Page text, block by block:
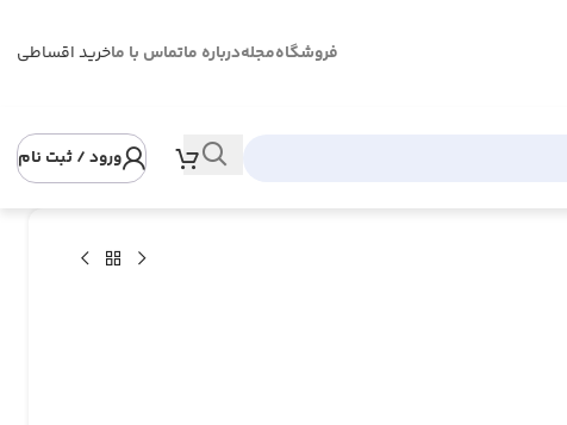
فروشگاهمجلهدرباره ماتماس با ماخرید اقساطی
ورود / ثبت نام